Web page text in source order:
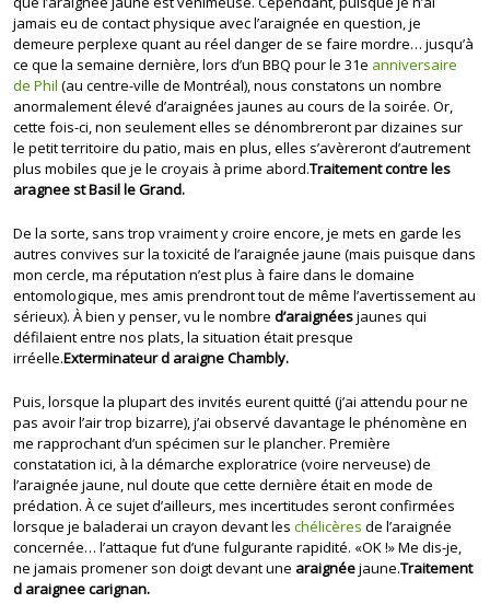
jamais eu de contact physique avec l’araignée en question, je
demeure perplexe quant au réel danger de se faire mordre… jusqu’à
ce que la semaine dernière, lors d’un BBQ pour le 31e anniversaire
de Phil (au centre-ville de Montréal), nous constatons un nombre
anormalement élevé d’araignées jaunes au cours de la soirée. Or,
cette fois-ci, non seulement elles se dénombreront par dizaines sur
le petit territoire du patio, mais en plus, elles s’avèreront d’autrement
plus mobiles que je le croyais à prime abord.Traitement contre les
aragnee st Basil le Grand.
De la sorte, sans trop vraiment y croire encore, je mets en garde les
autres convives sur la toxicité de l’araignée jaune (mais puisque dans
mon cercle, ma réputation n’est plus à faire dans le domaine
entomologique, mes amis prendront tout de même l’avertissement au
sérieux). À bien y penser, vu le nombred’araignéesjaunes qui
défilaient entre nos plats, la situation était presque
irréelle.Exterminateur d araigne Chambly.
Puis, lorsque la plupart des invités eurent quitté (j’ai attendu pour ne
pas avoir l’air trop bizarre), j’ai observé davantage le phénomène en
me rapprochant d’un spécimen sur le plancher. Première
constatation ici, à la démarche exploratrice (voire nerveuse) de
l’araignée jaune, nul doute que cette dernière était en mode de
prédation. À ce sujet d’ailleurs, mes incertitudes seront confirmées
lorsque je baladerai un crayon devant leschélicères de l’araignée
concernée… l’attaque fut d’une fulgurante rapidité. «OK !» Me dis-je,
ne jamais promener son doigt devant une araignéejaune.Traitement
d araignee carignan.